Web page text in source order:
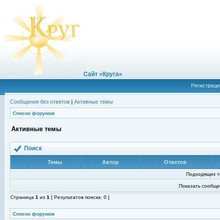
Сайт «Круга»
Сообщения без ответов | Активные темы
Список форумов
Активные темы
Поиск
Темы Автор Ответов
Подходящих
Показать
Страница 1 из 1 [ Результатов поиска: 0 ]
Список форумов